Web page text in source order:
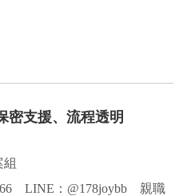
密支援、流程透明
LINE：@178joybb 親職